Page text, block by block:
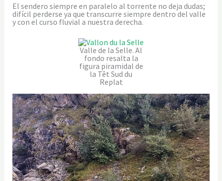
El sendero siempre en paralelo al torrente no deja dudas;
difícil perderse ya que transcurre siempre dentro del valle
y con el curso fluvial a nuestra derecha.
Valle de la Selle. Al
fondo resalta la
figura piramidal de
la Têt Sud du
Replat